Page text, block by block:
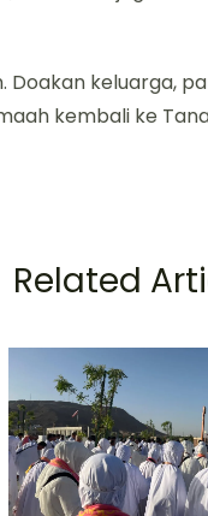
Doakan keluarga,
kembali ke
Related